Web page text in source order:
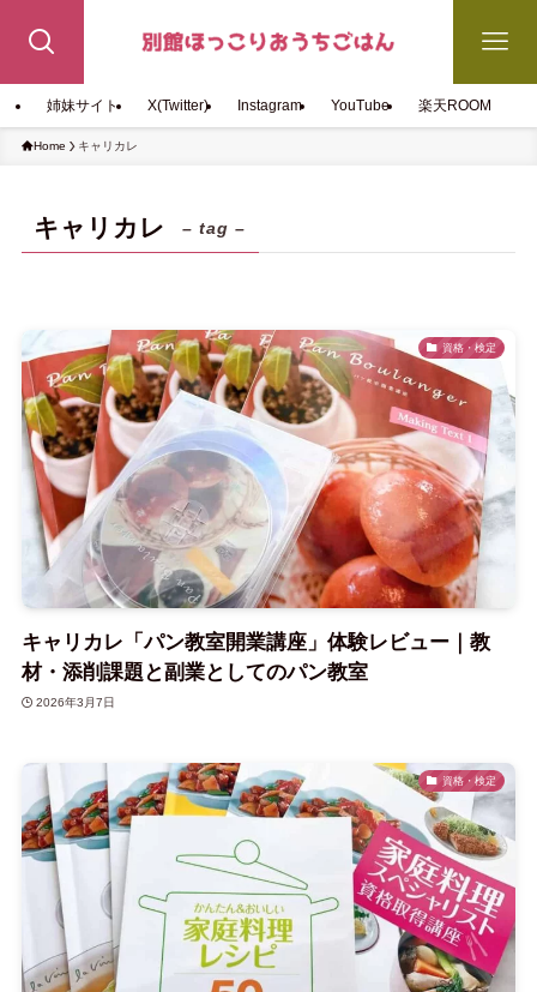
姉妹サイト X(Twitter) Instagram YouTube 楽天ROOM
Home キャリカレ
キャリカレ – tag –
資格・検定
キャリカレ「パン教室開業講座」体験レビュー｜教
材・添削課題と副業としてのパン教室
2026年3月7日
資格・検定